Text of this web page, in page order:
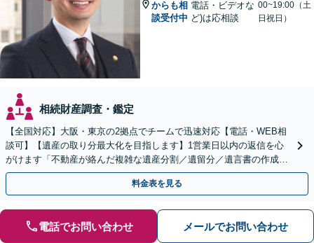
からも相
談受付中
電話・ビデオな
ど)は応相談
00~19:00（土
日祝日）
相続財産調査・鑑定
【全国対応】大阪・東京の2拠点でチームで迅速対応【電話・WEB相
談可】【遺産の取り分最大化を目指します】1営業日以内の返信を心
がけます「不動産が絡んだ複雑な遺産分割／遺留分／遺言書の作成・
執行／事業承継など、お任せください」【休日相談あり】
料金表を見る
電話でお問い合わせ メールでお問い合わせ